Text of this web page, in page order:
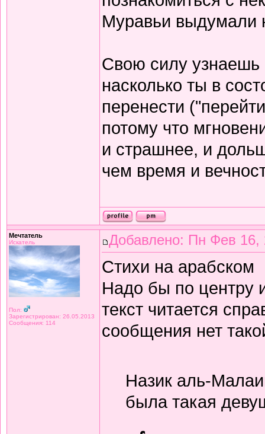
Муравьи выдумали
Свою силу узнаешь
насколько ты в
перенести
потому что
и страшнее, и
чем время и
Мечтатель
Искатель
Пол:
Зарегистрирован: 26.05.2013
Сообщения: 114
Добавлено: Пн Фев 16,
Стихи на арабском
Надо бы по центру
текст читается
сообщения нет
Назик аль-
была такая